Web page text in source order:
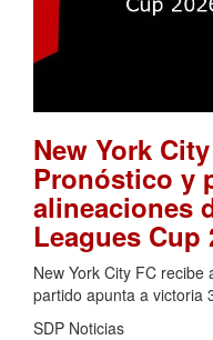
New York
Pronóstico y
alineaciones
Leagues Cup
New York City FC
partido apunta a victoria
SDP Noticias